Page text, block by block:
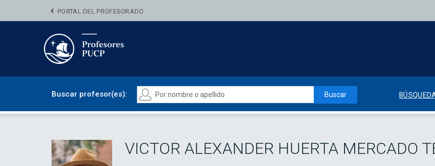
PORTAL DEL PROFESORADO
Buscar profesor(es): Buscar
VICTOR ALEXANDER HUERTA MERCADO